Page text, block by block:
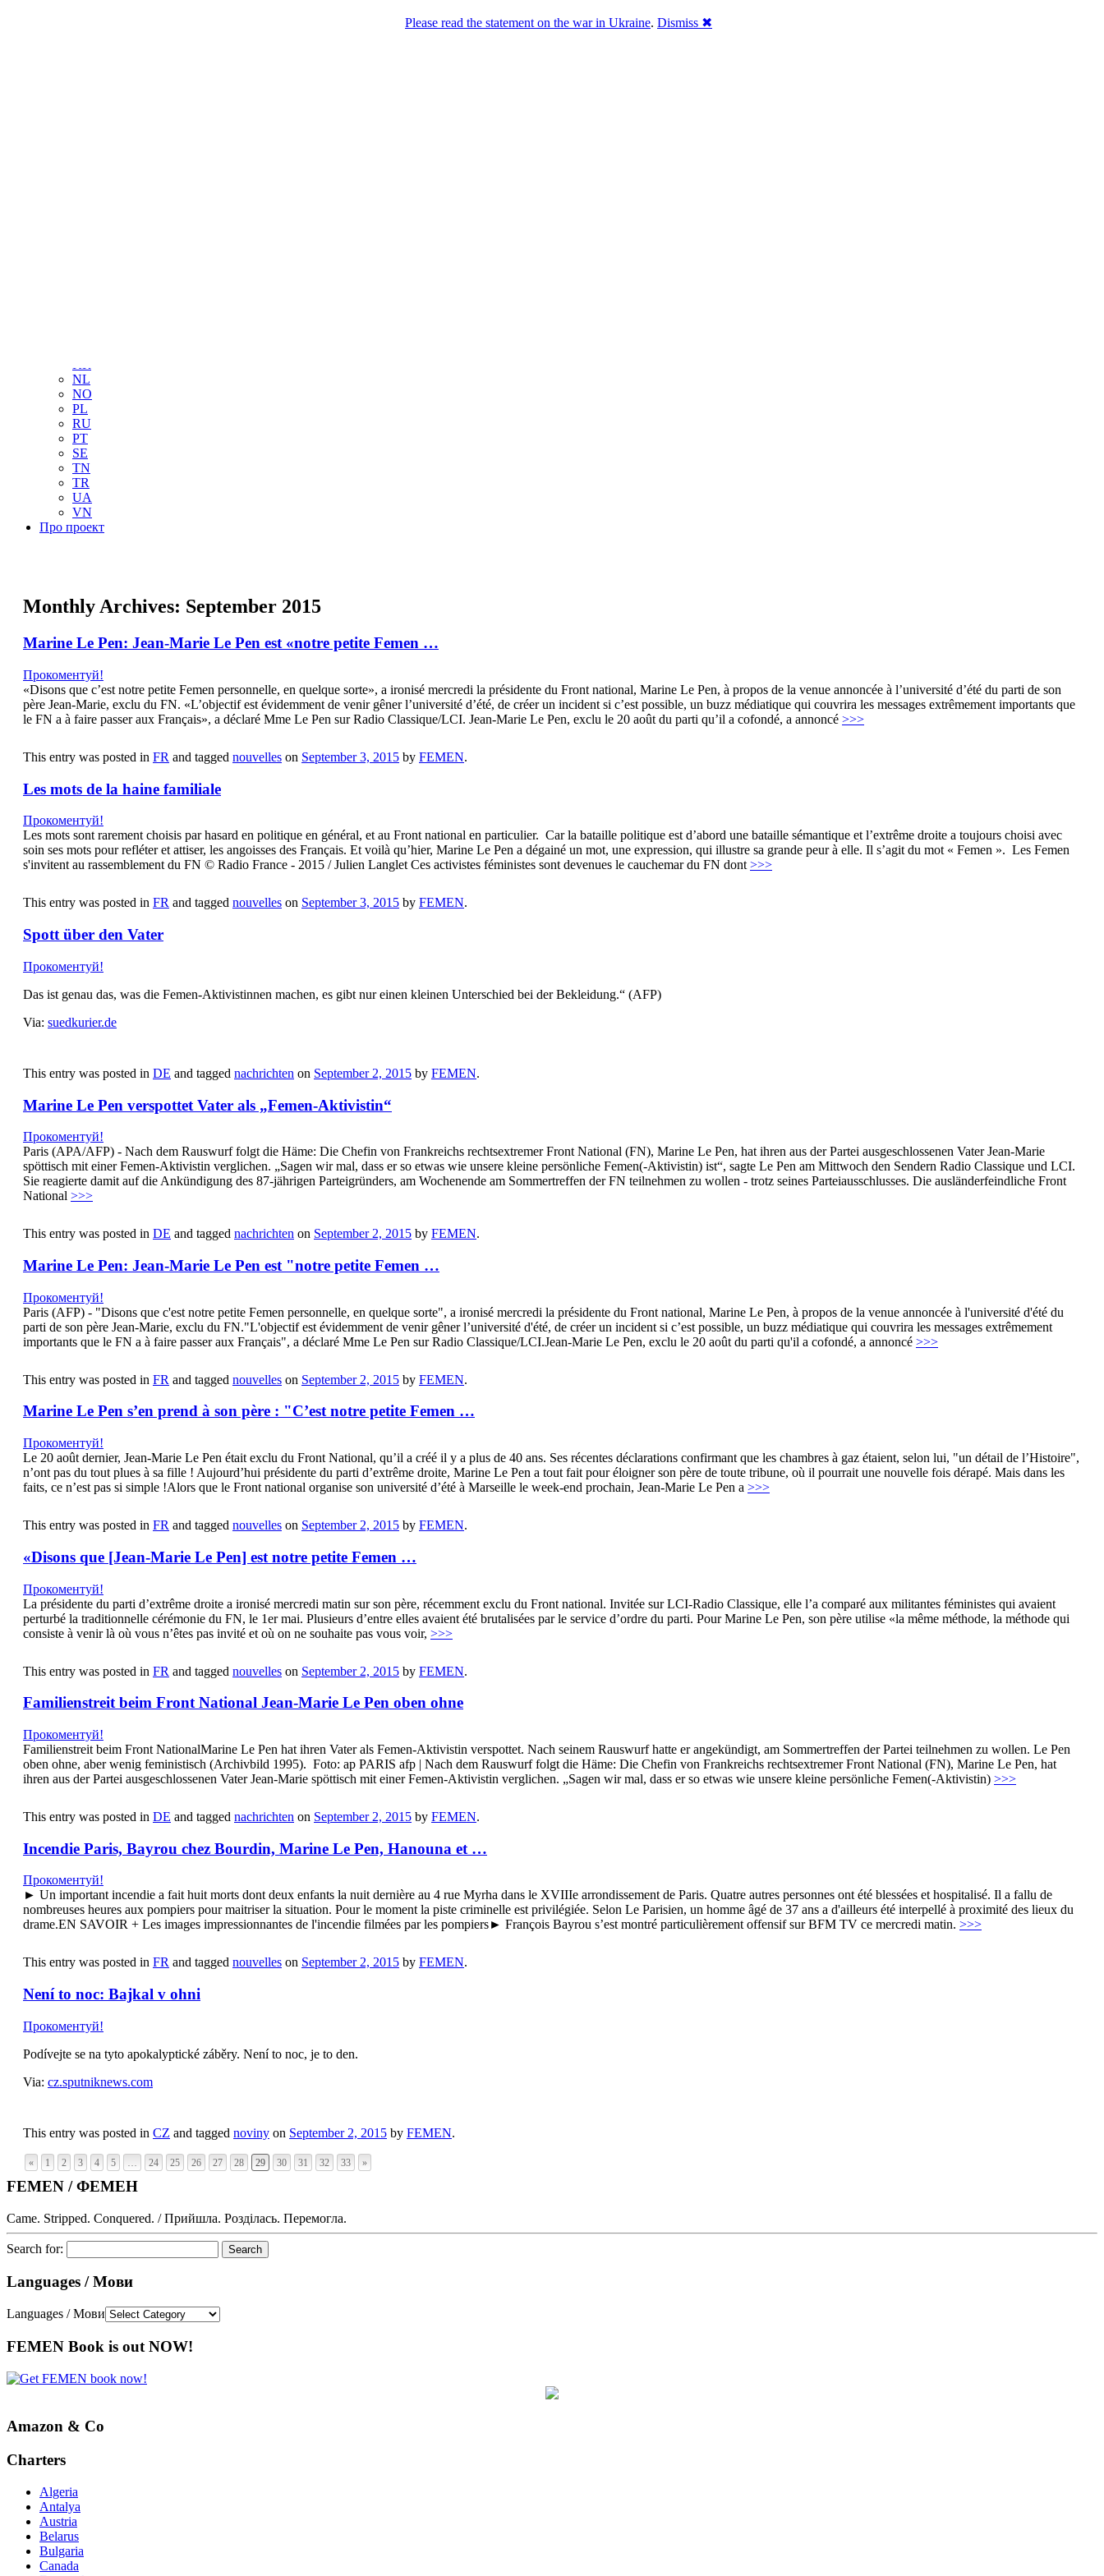
KR
NL
NO
PL
RU
PT
SE
TN
TR
UA
VN
Про проект
Monthly Archives: September 2015
Marine Le Pen: Jean-Marie Le Pen est «notre petite Femen …
Прокоментуй!
«Disons que c’est notre petite Femen personnelle, en quelque sorte», a ironisé mercredi la présidente du Front national, Marine Le Pen, à propos de la venue annoncée à l’université d’été du parti de son
père Jean-Marie, exclu du FN. «L’objectif est évidemment de venir gêner l’université d’été, de créer un incident si c’est possible, un buzz médiatique qui couvrira les messages extrêmement importants que
le FN a à faire passer aux Français», a déclaré Mme Le Pen sur Radio Classique/LCI. Jean-Marie Le Pen, exclu le 20 août du parti qu’il a cofondé, a annoncé >>>
This entry was posted in FR and tagged nouvelles on September 3, 2015 by FEMEN.
Les mots de la haine familiale
Прокоментуй!
Les mots sont rarement choisis par hasard en politique en général, et au Front national en particulier. Car la bataille politique est d’abord une bataille sémantique et l’extrême droite a toujours choisi avec
soin ses mots pour refléter et attiser, les angoisses des Français. Et voilà qu’hier, Marine Le Pen a dégainé un mot, une expression, qui illustre sa grande peur à elle. Il s’agit du mot « Femen ». Les Femen
s'invitent au rassemblement du FN © Radio France - 2015 / Julien Langlet Ces activistes féministes sont devenues le cauchemar du FN dont>>>
This entry was posted in FR and tagged nouvelles on September 3, 2015 by FEMEN.
Spott über den Vater
Прокоментуй!
Das ist genau das, was die Femen-Aktivistinnen machen, es gibt nur einen kleinen Unterschied bei der Bekleidung.“ (AFP)
Via: suedkurier.de
This entry was posted in DE and tagged nachrichten on September 2, 2015 by FEMEN.
Marine Le Pen verspottet Vater als „Femen-Aktivistin“
Прокоментуй!
Paris (APA/AFP) - Nach dem Rauswurf folgt die Häme: Die Chefin von Frankreichs rechtsextremer Front National (FN), Marine Le Pen, hat ihren aus der Partei ausgeschlossenen Vater Jean-Marie
spöttisch mit einer Femen-Aktivistin verglichen. „Sagen wir mal, dass er so etwas wie unsere kleine persönliche Femen(-Aktivistin) ist“, sagte Le Pen am Mittwoch den Sendern Radio Classique und LCI.
Sie reagierte damit auf die Ankündigung des 87-jährigen Parteigründers, am Wochenende am Sommertreffen der FN teilnehmen zu wollen - trotz seines Parteiausschlusses. Die ausländerfeindliche Front
National >>>
This entry was posted in DE and tagged nachrichten on September 2, 2015 by FEMEN.
Marine Le Pen: Jean-Marie Le Pen est "notre petite Femen …
Прокоментуй!
Paris (AFP) - "Disons que c'est notre petite Femen personnelle, en quelque sorte", a ironisé mercredi la présidente du Front national, Marine Le Pen, à propos de la venue annoncée à l'université d'été du
parti de son père Jean-Marie, exclu du FN."L'objectif est évidemment de venir gêner l’université d'été, de créer un incident si c’est possible, un buzz médiatique qui couvrira les messages extrêmement
importants que le FN a à faire passer aux Français", a déclaré Mme Le Pen sur Radio Classique/LCI.Jean-Marie Le Pen, exclu le 20 août du parti qu'il a cofondé, a annoncé >>>
This entry was posted in FR and tagged nouvelles on September 2, 2015 by FEMEN.
Marine Le Pen s’en prend à son père : "C’est notre petite Femen …
Прокоментуй!
Le 20 août dernier, Jean-Marie Le Pen était exclu du Front National, qu’il a créé il y a plus de 40 ans. Ses récentes déclarations confirmant que les chambres à gaz étaient, selon lui, "un détail de l’Histoire",
n’ont pas du tout plues à sa fille ! Aujourd’hui présidente du parti d’extrême droite, Marine Le Pen a tout fait pour éloigner son père de toute tribune, où il pourrait une nouvelle fois dérapé. Mais dans les
faits, ce n’est pas si simple !Alors que le Front national organise son université d’été à Marseille le week-end prochain, Jean-Marie Le Pen a >>>
This entry was posted in FR and tagged nouvelles on September 2, 2015 by FEMEN.
«Disons que [Jean-Marie Le Pen] est notre petite Femen …
Прокоментуй!
La présidente du parti d’extrême droite a ironisé mercredi matin sur son père, récemment exclu du Front national. Invitée sur LCI-Radio Classique, elle l’a comparé aux militantes féministes qui avaient
perturbé la traditionnelle cérémonie du FN, le 1er mai. Plusieurs d’entre elles avaient été brutalisées par le service d’ordre du parti. Pour Marine Le Pen, son père utilise «la même méthode, la méthode qui
consiste à venir là où vous n’êtes pas invité et où on ne souhaite pas vous voir, >>>
This entry was posted in FR and tagged nouvelles on September 2, 2015 by FEMEN.
Familienstreit beim Front National Jean-Marie Le Pen oben ohne
Прокоментуй!
Familienstreit beim Front NationalMarine Le Pen hat ihren Vater als Femen-Aktivistin verspottet. Nach seinem Rauswurf hatte er angekündigt, am Sommertreffen der Partei teilnehmen zu wollen. Le Pen
oben ohne, aber wenig feministisch (Archivbild 1995). Foto: ap PARIS afp | Nach dem Rauswurf folgt die Häme: Die Chefin von Frankreichs rechtsextremer Front National (FN), Marine Le Pen, hat
ihren aus der Partei ausgeschlossenen Vater Jean-Marie spöttisch mit einer Femen-Aktivistin verglichen. „Sagen wir mal, dass er so etwas wie unsere kleine persönliche Femen(-Aktivistin) >>>
This entry was posted in DE and tagged nachrichten on September 2, 2015 by FEMEN.
Incendie Paris, Bayrou chez Bourdin, Marine Le Pen, Hanouna et …
Прокоментуй!
► Un important incendie a fait huit morts dont deux enfants la nuit dernière au 4 rue Myrha dans le XVIIIe arrondissement de Paris. Quatre autres personnes ont été blessées et hospitalisé. Il a fallu de
nombreuses heures aux pompiers pour maitriser la situation. Pour le moment la piste criminelle est privilégiée. Selon Le Parisien, un homme âgé de 37 ans a d'ailleurs été interpellé à proximité des lieux du
drame.EN SAVOIR + Les images impressionnantes de l'incendie filmées par les pompiers► François Bayrou s’est montré particulièrement offensif sur BFM TV ce mercredi matin. >>>
This entry was posted in FR and tagged nouvelles on September 2, 2015 by FEMEN.
Není to noc: Bajkal v ohni
Прокоментуй!
Podívejte se na tyto apokalyptické záběry. Není to noc, je to den.
Via: cz.sputniknews.com
This entry was posted in CZ and tagged noviny on September 2, 2015 by FEMEN.
« 1 2 3 4 5 … 24 25 26 27 28 29 30 31 32 33 »
FEMEN / ФЕМЕН
Came. Stripped. Conquered. / Прийшла. Розділась. Перемогла.
Search for:
Languages / Мови
Languages / Мови
FEMEN Book is out NOW!
Amazon & Co
Charters
Algeria
Antalya
Austria
Belarus
Bulgaria
Canada
Please read the statement on the war in Ukraine. Dismiss ✖